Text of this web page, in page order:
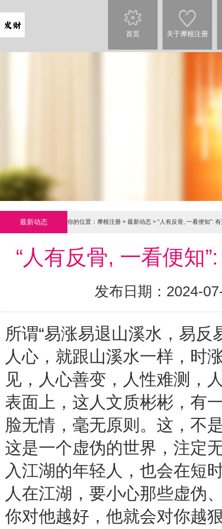
首页 关于摩根注册
最新动态 你的位置： 摩根注册 > 最新动态 > “人有反骨, 一看便知”:
“人有反骨, 一看便知
发布日期：2024-
所谓“易涨易退山溪水，易反
人心，就跟山溪水一样，时
见，人心善变，人性难测，
表面上，这人文质彬彬，有
脸无情，毫无原则。这，不
这是一个虚伪的世界，注定
入江湖的年轻人，也会在短
人在江湖，要小心那些虚伪
你对他越好，他就会对你越